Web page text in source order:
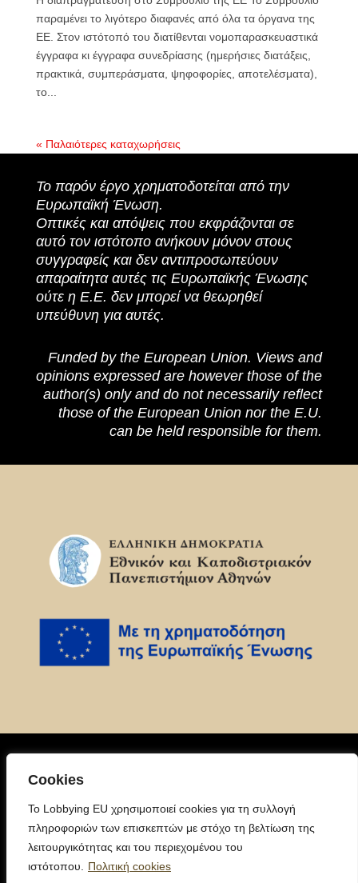
Cookies
To Lobbying EU χρησιμοποιεί cookies για τη συλλογή
πληροφοριών των επισκεπτών με στόχο τη βελτίωση της
λειτουργικότητας και του περιεχομένου του
ιστότοπου.
Πολιτική cookies
παραμένει το λιγότερο διαφανές από όλα τα όργανα της
ΕΕ. Στον ιστότοπό του διατίθενται νομοπαρασκευαστικά
έγγραφα κι έγγραφα συνεδρίασης (ημερήσιες διατάξεις,
πρακτικά, συμπεράσματα, ψηφοφορίες, αποτελέσματα),
το...
« Παλαιότερες καταχωρήσεις
Το παρόν έργο χρηματοδοτείται από την
Ευρωπαϊκή Ένωση.
Οπτικές και απόψεις που εκφράζονται σε
αυτό τον ιστότοπο ανήκουν μόνον στους
συγγραφείς και δεν αντιπροσωπεύουν
απαραίτητα αυτές τις Ευρωπαϊκής Ένωσης
ούτε η Ε.Ε. δεν μπορεί να θεωρηθεί
υπεύθυνη για αυτές.
Funded by the European Union. Views and
opinions expressed are however those of the
author(s) only and do not necessarily reflect
those of the European Union nor the E.U.
can be held responsible for them.
Για περισσότερες πληροφορίες:
europeancitizenlobbying@gmail.com